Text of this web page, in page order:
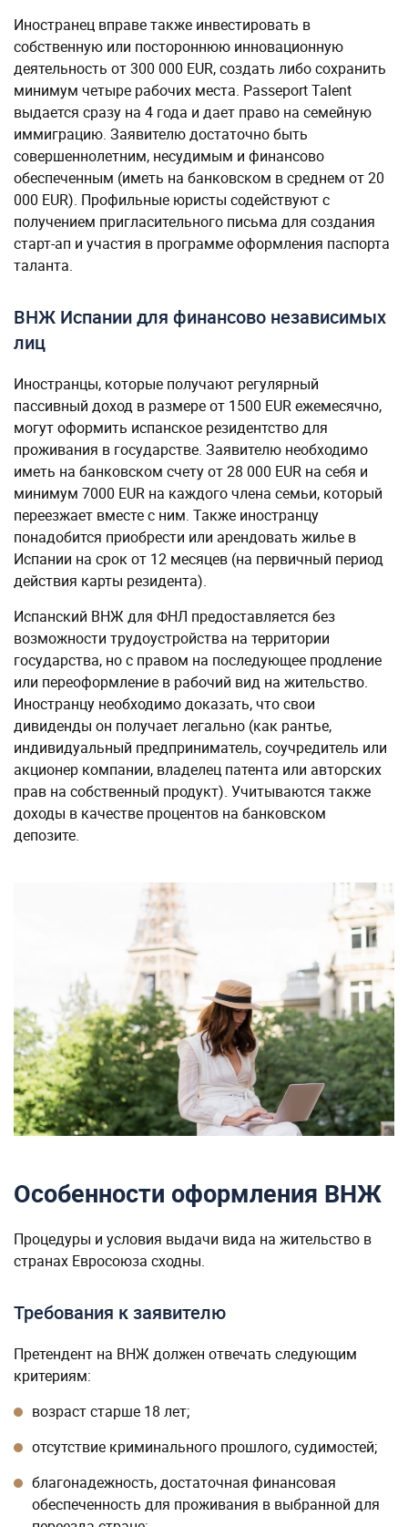
Иностранец вправе также инвестировать в
собственную или постороннюю инновационную
деятельность от 300 000 EUR, создать либо сохранить
минимум четыре рабочих места. Passeport Talent
выдается сразу на 4 года и дает право на семейную
иммиграцию. Заявителю достаточно быть
совершеннолетним, несудимым и финансово
обеспеченным (иметь на банковском в среднем от 20
000 EUR). Профильные юристы содействуют с
получением пригласительного письма для создания
старт-ап и участия в программе оформления паспорта
таланта.
ВНЖ Испании для финансово независимых
лиц
Иностранцы, которые получают регулярный
пассивный доход в размере от 1500 EUR ежемесячно,
могут оформить испанское резидентство для
проживания в государстве. Заявителю необходимо
иметь на банковском счету от 28 000 EUR на себя и
минимум 7000 EUR на каждого члена семьи, который
переезжает вместе с ним. Также иностранцу
понадобится приобрести или арендовать жилье в
Испании на срок от 12 месяцев (на первичный период
действия карты резидента).
Испанский ВНЖ для ФНЛ предоставляется без
возможности трудоустройства на территории
государства, но с правом на последующее продление
или переоформление в рабочий вид на жительство.
Иностранцу необходимо доказать, что свои
дивиденды он получает легально (как рантье,
индивидуальный предприниматель, соучредитель или
акционер компании, владелец патента или авторских
прав на собственный продукт). Учитываются также
доходы в качестве процентов на банковском
депозите.
Особенности оформления ВНЖ
Процедуры и условия выдачи вида на жительство в
странах Евросоюза сходны.
Требования к заявителю
Претендент на ВНЖ должен отвечать следующим
критериям:
возраст старше 18 лет;
отсутствие криминального прошлого, судимостей;
благонадежность, достаточная финансовая
обеспеченность для проживания в выбранной для